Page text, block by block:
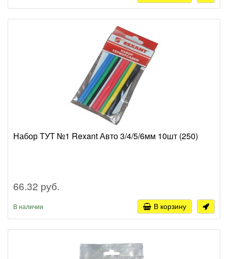
Набор ТУТ №1 Rexant Авто 3/4/5/6мм 10шт (250)
66.32 руб.
В наличии В корзину